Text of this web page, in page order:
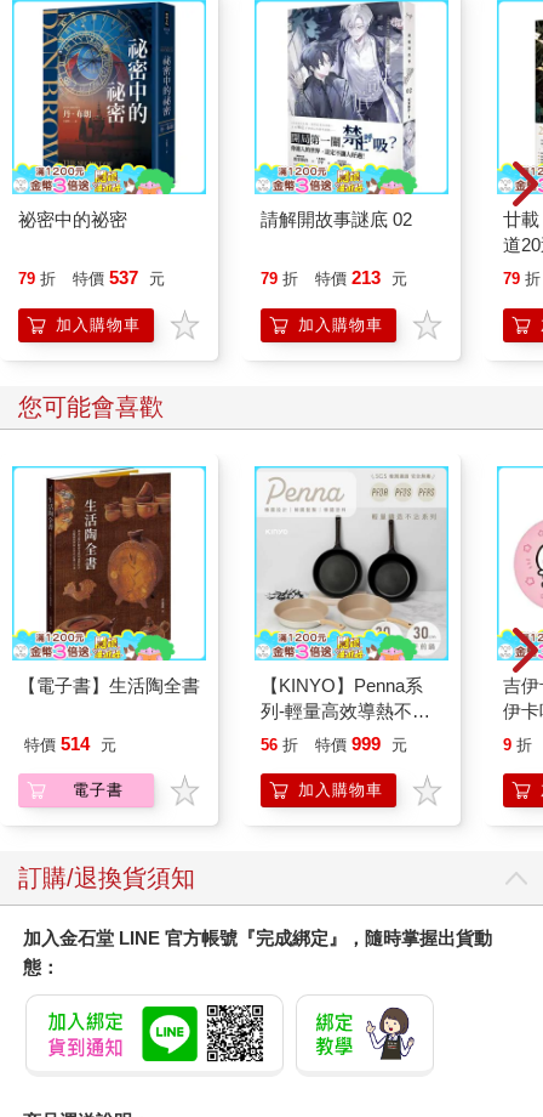
祕密中的祕密
79 折 特價 537 元
加入購物車
請解開故事謎底 02
79 折 特價 213 元
加入購物車
廿
道
79 折
您可能會喜歡
【電子書】生活陶全書
特價 514 元
電子書
【KINYO】Penna系
列-輕量高效導熱不沾
平煎鍋30cm
56 折 特價 999 元
加入購物車
吉
伊卡
9 折
訂購/退換貨須知
加入金石堂 LINE 官方帳號『完成綁定』，隨時掌握出貨動
態：